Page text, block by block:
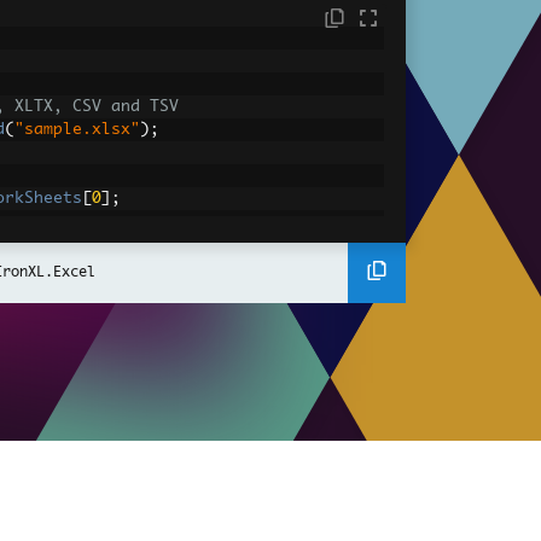
CSV and TSV
( "sample.xlsx" );
0];
value